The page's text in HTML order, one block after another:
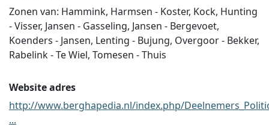
Zonen van: Hammink, Harmsen - Koster, Kock, Hunting
- Visser, Jansen - Gasseling, Jansen - Bergevoet,
Koenders - Jansen, Lenting - Bujung, Overgoor - Bekker,
Rabelink - Te Wiel, Tomesen - Thuis
Website adres
http://www.berghapedia.nl/index.php/
...